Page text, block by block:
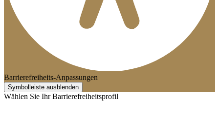
Barrierefreiheits-Anpassungen
Symbolleiste ausblenden
Wählen Sie Ihr Barrierefreiheitsprofil